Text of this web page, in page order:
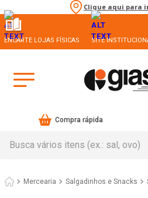
Clique aqui para
ENCARTE LOJAS FÍSICAS SITE
Compra rápida
Mercearia Salgadinhos e Snacks